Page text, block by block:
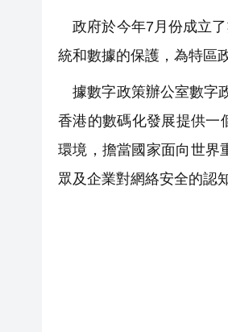
政府於今年7月份成立了
統和數據的保護，為特區
據數字政策辦公室數字
香港的數碼化發展提供一
環境，擔當國家面向世界
眾及企業對網絡安全的認